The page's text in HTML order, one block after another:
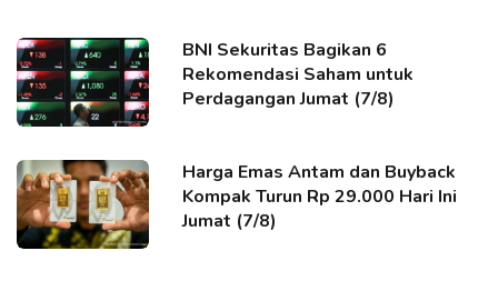
BNI Sekuritas Bagikan 6
Rekomendasi Saham untuk
Perdagangan Jumat (7/8)
Harga Emas Antam dan Buyback
Kompak Turun Rp 29.000 Hari Ini
Jumat (7/8)